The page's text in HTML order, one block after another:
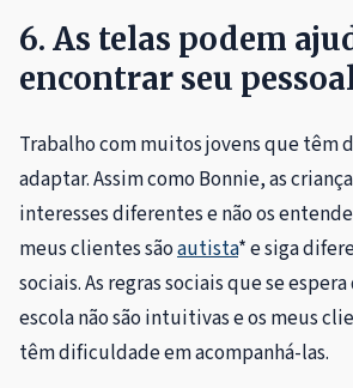
6. As telas podem
encontrar seu
Trabalho com muitos jovens que têm
adaptar. Assim como Bonnie, as
interesses diferentes e não os
meus clientes sãoautista* e siga
sociais. As regras sociais que se
escola não são intuitivas e os meus
têm dificuldade em acompanhá-las.